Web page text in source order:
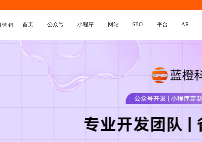
营销 首页 公众号 小程序 网站 SEO 平台 AR